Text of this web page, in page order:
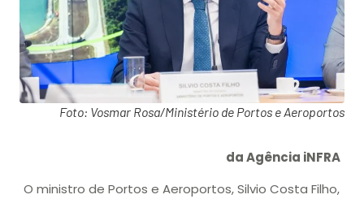
Foto: Vosmar Rosa/Ministério de Portos e Aeroportos
da Agência iNFRA
O ministro de Portos e Aeroportos, Silvio Costa Filho,